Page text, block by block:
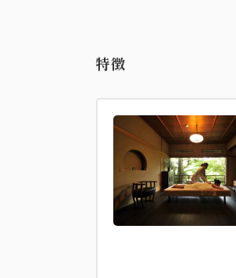
特徴